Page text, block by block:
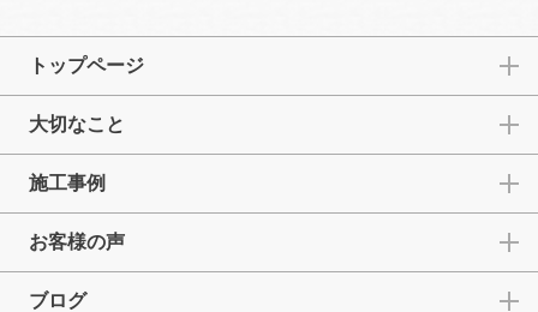
トップページ
大切なこと
施工事例
お客様の声
ブログ